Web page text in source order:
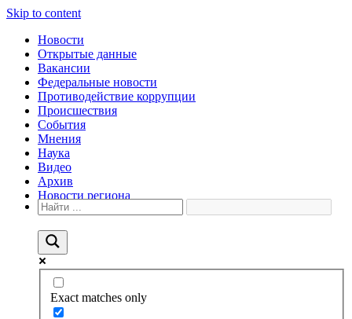
Skip to content
Новости
Открытые данные
Вакансии
Федеральные новости
Противодействие коррупции
Происшествия
События
Мнения
Наука
Видео
Архив
Новости региона
Exact matches only